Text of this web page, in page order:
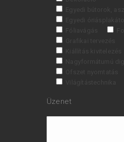
Egyedi bútorok,
Egyedi óriásplakátok
Grafikai tervezés
Kiállítás kivitelezés
Nagyformátumú
Ofszet nyomtatás
Világítástechnika
Üzenet